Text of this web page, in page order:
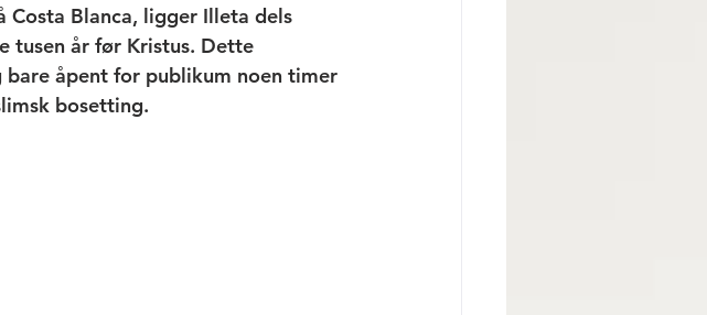
Costa Blanca, ligger Illeta dels
tusen år før Kristus. Dette
åpent for publikum noen timer
bosetting.